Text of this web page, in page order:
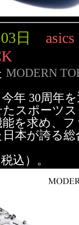
日
MODERN
今年 30周年
スポーツ
を求め、
本が誇る
込）。